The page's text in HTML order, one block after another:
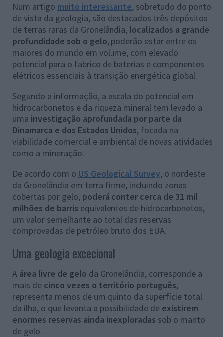
Num artigo muito interessante, sobretudo do ponto
de vista da geologia, são destacados três depósitos
de terras raras da Gronelândia, localizados a grande
profundidade sob o gelo, poderão estar entre os
maiores do mundo em volume, com elevado
potencial para o fabrico de baterias e componentes
elétricos essenciais à transição energética global.
Segundo a informação, a escala do potencial em
hidrocarbonetos e da riqueza mineral tem levado a
uma investigação aprofundada por parte da
Dinamarca e dos Estados Unidos, focada na
viabilidade comercial e ambiental de novas atividades
como a mineração.
De acordo com o US Geological Survey, o nordeste
da Gronelândia em terra firme, incluindo zonas
cobertas por gelo, poderá conter cerca de 31 mil
milhões de barris equivalentes de hidrocarbonetos,
um valor semelhante ao total das reservas
comprovadas de petróleo bruto dos EUA.
Uma geologia excecional
A área livre de gelo da Gronelândia, corresponde a
mais de cinco vezes o território português,
representa menos de um quinto da superfície total
da ilha, o que levanta a possibilidade de existirem
enormes reservas ainda inexploradas sob o manto
de gelo.